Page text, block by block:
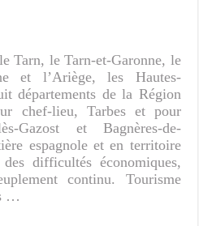
Tarn, le Tarn-et-Garonne, le
et l’Ariège, les Hautes-
départements de la Région
chef-lieu, Tarbes et pour
Gazost et Bagnères-de-
espagnole et en territoire
difficultés économiques,
continu. Tourisme
…